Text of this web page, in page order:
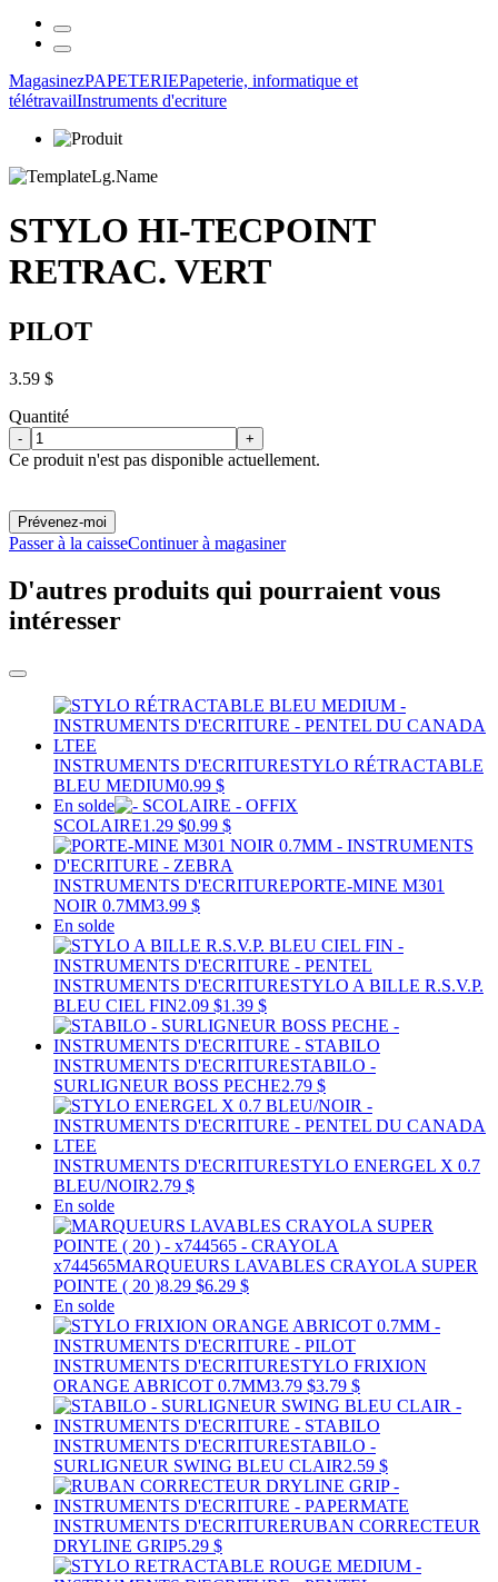
MagasinezPAPETERIEPapeterie, informatique et
télétravailInstruments d'ecriture
STYLO HI-TECPOINT
RETRAC. VERT
PILOT
3.59 $
Quantité
- +
Ce produit n'est pas disponible actuellement.
Prévenez-moi
Passer à la caisseContinuer à magasiner
D'autres produits qui pourraient vous
intéresser
INSTRUMENTS D'ECRITURESTYLO RÉTRACTABLE
BLEU MEDIUM0.99 $
En solde
SCOLAIRE1.29 $0.99 $
INSTRUMENTS D'ECRITUREPORTE-MINE M301
NOIR 0.7MM3.99 $
En solde
INSTRUMENTS D'ECRITURESTYLO A BILLE R.S.V.P.
BLEU CIEL FIN2.09 $1.39 $
INSTRUMENTS D'ECRITURESTABILO -
SURLIGNEUR BOSS PECHE2.79 $
INSTRUMENTS D'ECRITURESTYLO ENERGEL X 0.7
BLEU/NOIR2.79 $
En solde
x744565MARQUEURS LAVABLES CRAYOLA SUPER
POINTE ( 20 )8.29 $6.29 $
En solde
INSTRUMENTS D'ECRITURESTYLO FRIXION
ORANGE ABRICOT 0.7MM3.79 $3.79 $
INSTRUMENTS D'ECRITURESTABILO -
SURLIGNEUR SWING BLEU CLAIR2.59 $
INSTRUMENTS D'ECRITURERUBAN CORRECTEUR
DRYLINE GRIP5.29 $